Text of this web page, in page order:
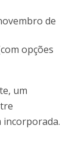
de
opções
um
incorporada.